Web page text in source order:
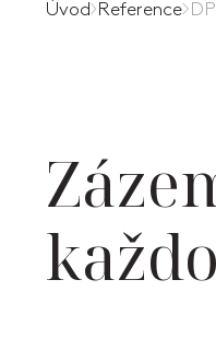
Úvod Reference